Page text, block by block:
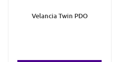
Velancia Twin PDO